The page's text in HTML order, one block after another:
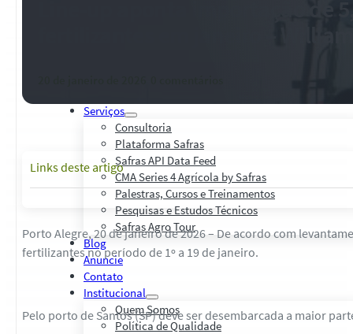
Serviços
Consultoria
Plataforma Safras
Safras API Data Feed
CMA Series 4 Agrícola by Safras
Palestras, Cursos e Treinamentos
Pesquisas e Estudos Técnicos
Safras Agro Tour
Blog
Anuncie
Contato
Institucional
Quem Somos
Política de Qualidade
Links deste artigo
Porto Alegre, 20 de janeiro de 2026 – De acordo com
fertilizantes no período de 1º a 19 de janeiro.
Pelo porto de Santos (SP) deve ser desembarcada a maior